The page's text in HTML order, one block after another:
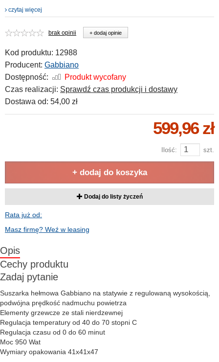
czytaj więcej
brak opinii + dodaj opinie
Kod produktu: 12988
Producent: Gabbiano
Dostępność:
Produkt wycofany
Czas realizacji: Sprawdź czas produkcji i dostawy
Dostawa od: 54,00 zł
599,96 zł
Ilość: szt.
+ dodaj do koszyka
Dodaj do listy życzeń
Rata już od:
Masz firmę? Weź w leasing
Opis
Cechy produktu
Zadaj pytanie
Suszarka hełmowa Gabbiano na statywie z regulowaną wysokością,
podwójna prędkość nadmuchu powietrza
Elementy grzewcze ze stali nierdzewnej
Regulacja temperatury od 40 do 70 stopni C
Regulacja czasu od 0 do 60 minut
Moc 950 Wat
Wymiary opakowania 41x41x47